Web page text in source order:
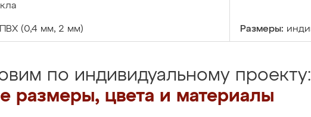
ПВХ (0,4 мм, 2 мм) Размеры:
по индивидуальному проекту:
размеры, цвета и материалы